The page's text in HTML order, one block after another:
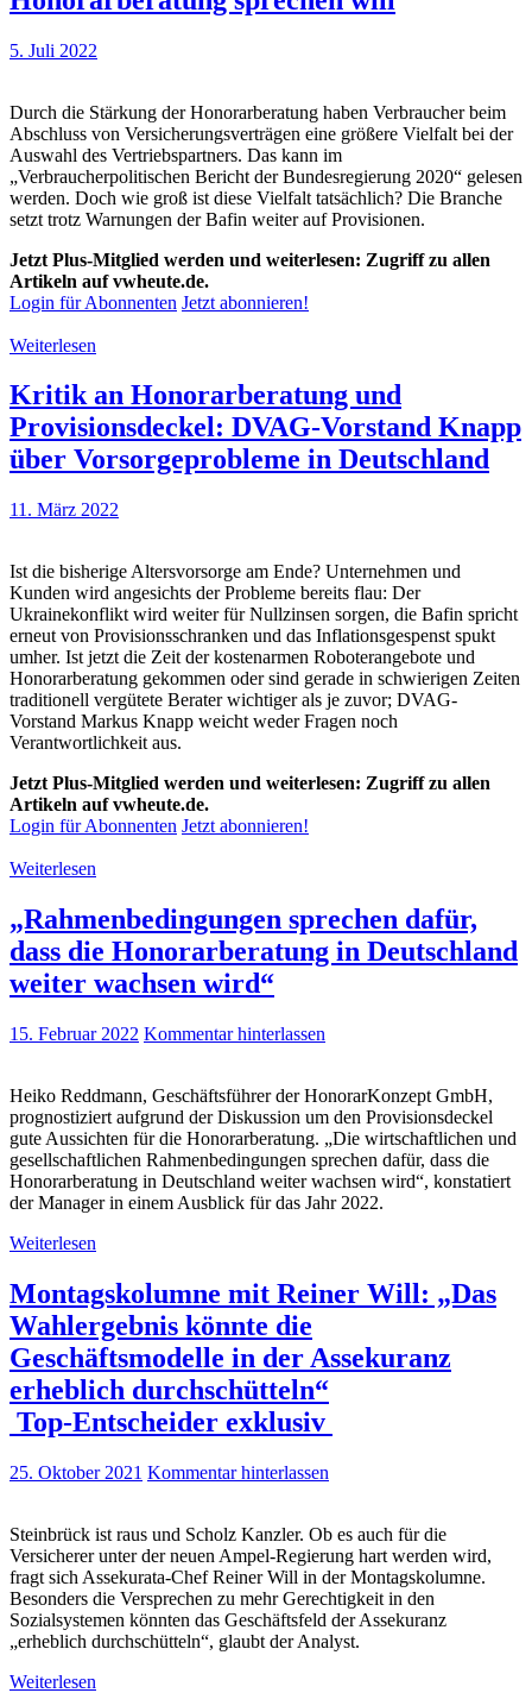
5. Juli 2022
Durch die Stärkung der Honorarberatung haben Verbraucher beim
Abschluss von Versicherungsverträgen eine größere Vielfalt bei der
Auswahl des Vertriebspartners. Das kann im
„Verbraucherpolitischen Bericht der Bundesregierung 2020“ gelesen
werden. Doch wie groß ist diese Vielfalt tatsächlich? Die Branche
setzt trotz Warnungen der Bafin weiter auf Provisionen.
Jetzt Plus-Mitglied werden und weiterlesen: Zugriff zu allen
Artikeln auf vwheute.de.
Login für Abonnenten Jetzt abonnieren!
Weiterlesen
Kritik an Honorarberatung und
Provisionsdeckel: DVAG-Vorstand Knapp
über Vorsorgeprobleme in Deutschland
11. März 2022
Ist die bisherige Altersvorsorge am Ende? Unternehmen und
Kunden wird angesichts der Probleme bereits flau: Der
Ukrainekonflikt wird weiter für Nullzinsen sorgen, die Bafin spricht
erneut von Provisionsschranken und das Inflationsgespenst spukt
umher. Ist jetzt die Zeit der kostenarmen Roboterangebote und
Honorarberatung gekommen oder sind gerade in schwierigen Zeiten
traditionell vergütete Berater wichtiger als je zuvor; DVAG-
Vorstand Markus Knapp weicht weder Fragen noch
Verantwortlichkeit aus.
Jetzt Plus-Mitglied werden und weiterlesen: Zugriff zu allen
Artikeln auf vwheute.de.
Login für Abonnenten Jetzt abonnieren!
Weiterlesen
„Rahmenbedingungen sprechen dafür,
dass die Honorarberatung in Deutschland
weiter wachsen wird“
15. Februar 2022 Kommentar hinterlassen
Heiko Reddmann, Geschäftsführer der HonorarKonzept GmbH,
prognostiziert aufgrund der Diskussion um den Provisionsdeckel
gute Aussichten für die Honorarberatung. „Die wirtschaftlichen und
gesellschaftlichen Rahmenbedingungen sprechen dafür, dass die
Honorarberatung in Deutschland weiter wachsen wird“, konstatiert
der Manager in einem Ausblick für das Jahr 2022.
Weiterlesen
Montagskolumne mit Reiner Will: „Das
Wahlergebnis könnte die
Geschäftsmodelle in der Assekuranz
erheblich durchschütteln“
Top-Entscheider exklusiv
25. Oktober 2021 Kommentar hinterlassen
Steinbrück ist raus und Scholz Kanzler. Ob es auch für die
Versicherer unter der neuen Ampel-Regierung hart werden wird,
fragt sich Assekurata-Chef Reiner Will in der Montagskolumne.
Besonders die Versprechen zu mehr Gerechtigkeit in den
Sozialsystemen könnten das Geschäftsfeld der Assekuranz
„erheblich durchschütteln“, glaubt der Analyst.
Weiterlesen